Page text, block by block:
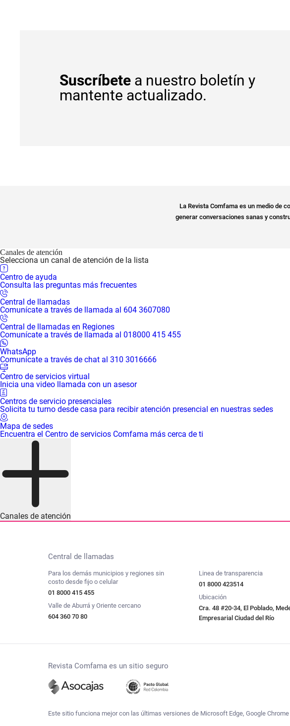
Suscríbete a nuestro boletín y
mantente actualizado.
La Revista Comfama es un medio de
generar conversaciones sanas y
Canales de atención
Selecciona un canal de atención de la lista
Centro de ayuda
Consulta las preguntas más frecuentes
Central de llamadas
Comunícate a través de llamada al 604 3607080
Central de llamadas en Regiones
Comunícate a través de llamada al 018000 415 455
WhatsApp
Comunícate a través de chat al 310 3016666
Centro de servicios virtual
Inicia una video llamada con un asesor
Centros de servicio presenciales
Solicita tu turno desde casa para recibir atención presencial en nuestras sedes
Mapa de sedes
Encuentra el Centro de servicios Comfama más cerca de ti
Canales de atención
Central de llamadas
Para los demás municipios y regiones sin
costo desde fijo o celular
01 8000 415 455
Valle de Aburrá y Oriente cercano
604 360 70 80
Linea de transparencia
01 8000 423514
Ubicación
Cra. 48 #20-34, El Poblado,
Empresarial Ciudad del Río
Revista Comfama es un sitio seguro
Este sitio funciona mejor con las últimas versiones de Microsoft Edge, Google Chrome